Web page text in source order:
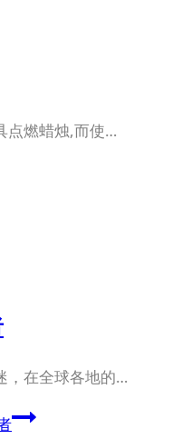
点燃蜡烛,而使…
，在全球各地的…